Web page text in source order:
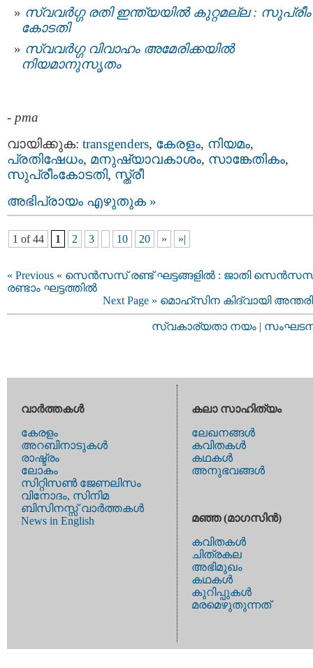
സ്വവർഗ്ഗ രതി ഇന്ത്യയിൽ കുറ്റമല്ല : സുപ്രീം
കോടതി
സ്വവര്‍ഗ്ഗ വിവാഹം അമേരിക്കയില്‍
നിയമാനുസൃതം
- pma
വായിക്കുക: transgenders, കേരളം, നിയമം,
പ്രതിഷേധം, മനുഷ്യാവകാശം, സാങ്കേതികം,
സുപ്രീംകോടതി, സ്ത്രീ
അഭിപ്രായം എഴുതുക »
1 of 44 1 2 3 10 20 » »|
« Previous « സെന്‍സസ് രണ്ട് ഘട്ടങ്ങളിൽ : ജാതി
രണ്ടാം ഘട്ടത്തിൽ
Next Page » മൊഹ്‌സിന കിദ്വായി
സ്വകാര്യതാ നയം |
വാര്‍ത്തകള്‍
കേരളം
അറബിനാടുകള്‍
രാഷ്ട്രം
ലോകം
സിറ്റിസണ്‍ ജേണലിസം
വിനോദം, സിനിമ
ബിസിനസ്സ് വാര്‍ത്തകള്‍
News in English
കലാ സാഹിത്യം
ലേഖനങ്ങള്‍
കവിതകള്‍
കഥകള്‍
അനുഭവങ്ങള്‍
മഞ്ഞ (മാഗസിന്‍)
കവിതകള്‍
ചിത്രകല
അഭിമുഖം
കഥകള്‍
കുറിപ്പുകള്‍
മരമെഴുതുന്നത്